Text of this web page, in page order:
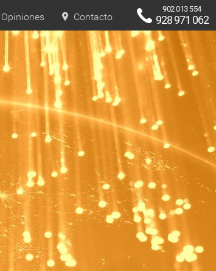
902 013 554
928 971 062
Opiniones Contacto